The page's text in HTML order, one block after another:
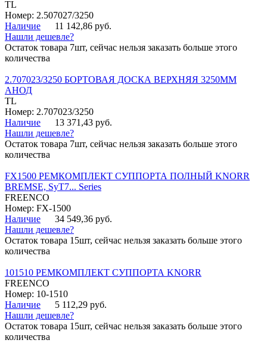
TL
Номер: 2.507027/3250
Наличие
11 142,86 руб.
Нашли дешевле?
Остаток товара 7шт, сейчас нельзя заказать больше этого
количества
2.707023/3250 БОРТОВАЯ ДОСКА ВЕРХНЯЯ 3250ММ
АНОД
TL
Номер: 2.707023/3250
Наличие
13 371,43 руб.
Нашли дешевле?
Остаток товара 7шт, сейчас нельзя заказать больше этого
количества
FX1500 РЕМКОМПЛЕКТ СУППОРТА ПОЛНЫЙ KNORR
BREMSE, SyT7... Series
FREENCO
Номер: FX-1500
Наличие
34 549,36 руб.
Нашли дешевле?
Остаток товара 15шт, сейчас нельзя заказать больше этого
количества
101510 РЕМКОМПЛЕКТ СУППОРТА KNORR
FREENCO
Номер: 10-1510
Наличие
5 112,29 руб.
Нашли дешевле?
Остаток товара 15шт, сейчас нельзя заказать больше этого
количества